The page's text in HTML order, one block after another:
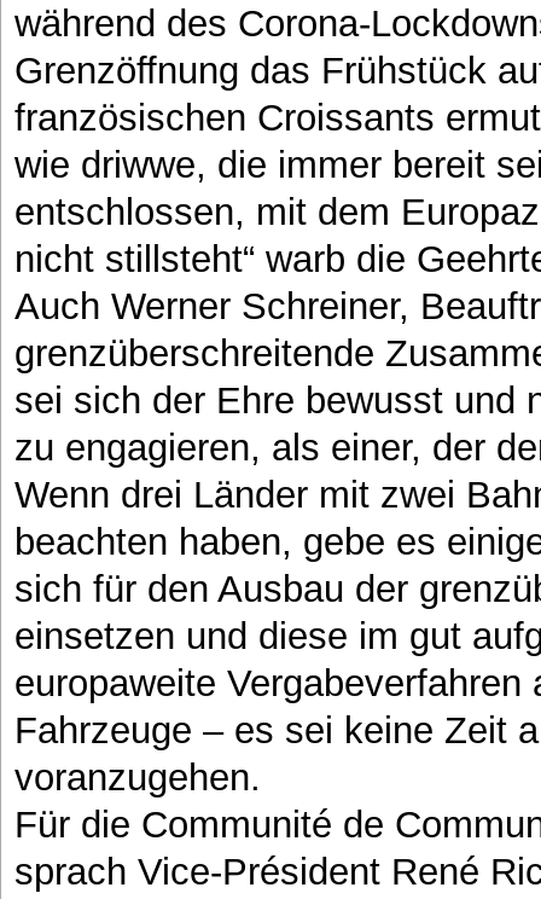
während des Corona-
Grenzöffnung das Frühstück
französischen Croissants
wie driwwe, die immer bereit
entschlossen, mit dem
nicht stillsteht“ warb die
Auch Werner Schreiner,
grenzüberschreitende
sei sich der Ehre bewusst und
zu engagieren, als einer, der
Wenn drei Länder mit zwei
beachten haben, gebe es
sich für den Ausbau der
einsetzen und diese im gut
europaweite
Fahrzeuge – es sei keine Zeit
voranzugehen.
Für die Communité de
sprach Vice-Président René